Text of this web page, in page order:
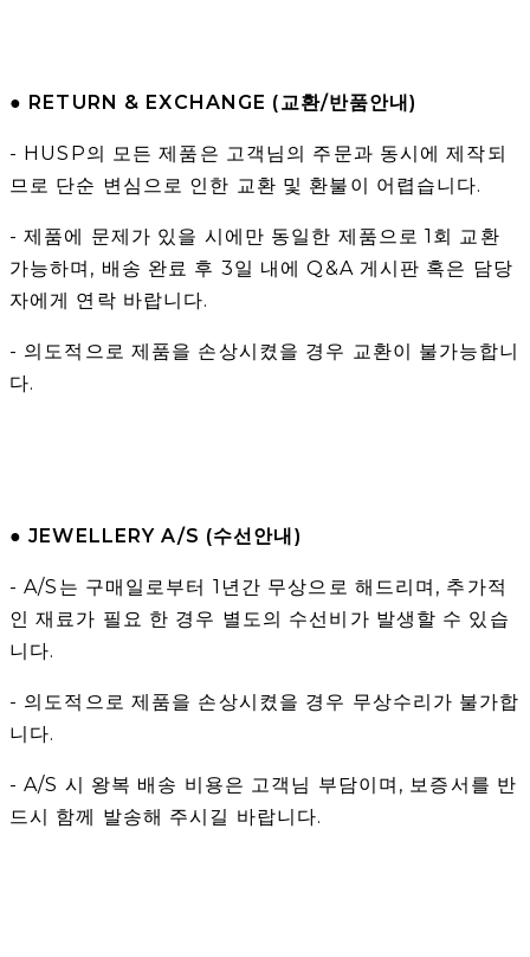
● RETURN & EXCHANGE (교환/반품안내)
- HUSP의 모든 제품은 고객님의 주문과 동시에 제작되
므로 단순 변심으로 인한 교환 및 환불이 어렵습니다.
- 제품에 문제가 있을 시에만 동일한 제품으로 1회 교환
가능하며, 배송 완료 후 3일 내에 Q&A 게시판 혹은 담당
자에게 연락 바랍니다.
- 의도적으로 제품을 손상시켰을 경우 교환이 불가능합니
다.
● JEWELLERY A/S (수선안내)
- A/S는 구매일로부터 1년간 무상으로 해드리며, 추가적
인 재료가 필요 한 경우 별도의 수선비가 발생할 수 있습
니다.
- 의도적으로 제품을 손상시켰을 경우 무상수리가 불가합
니다.
- A/S 시 왕복 배송 비용은 고객님 부담이며, 보증서를 반
드시 함께 발송해 주시길 바랍니다.